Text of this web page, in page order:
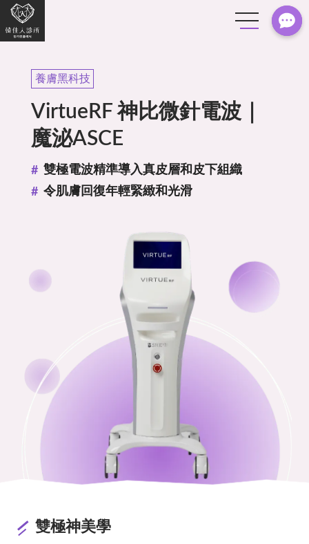
養膚黑科技
VirtueRF 神比微針電波｜
魔泌ASCE
雙極電波精準導入真皮層和皮下組織
令肌膚回復年輕緊緻和光滑
雙極神美學